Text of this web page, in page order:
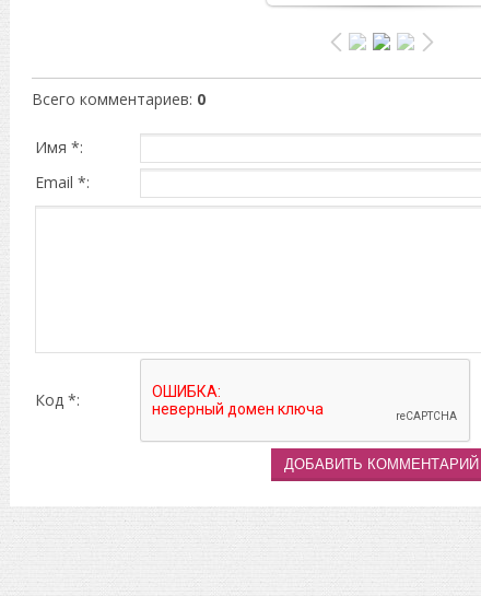
Всего комментариев: 0
Имя *:
Email *:
Код *: